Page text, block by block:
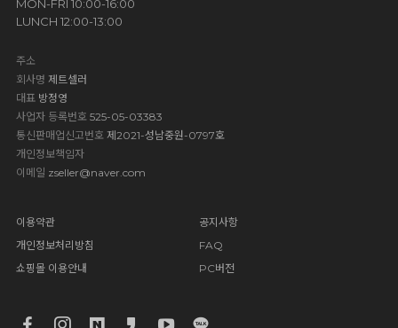
MON-FRI 10:00-16:00
LUNCH 12:00-13:00
주소
회사명 제트셀러
대표방정영
사업자 등록번호 525-05-03383
통신판매업신고번호 제2021-성남중원-0797호
개인정보책임자
이메일 zseller@naver.com
이용약관
개인정보처리방침
쇼핑몰 이용안내
공지사항
FAQ
PC버전